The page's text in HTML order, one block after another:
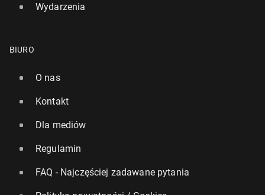
Wydarzenia
BIURO
O nas
Kontakt
Dla mediów
Regulamin
FAQ - Najczęściej zadawane pytania